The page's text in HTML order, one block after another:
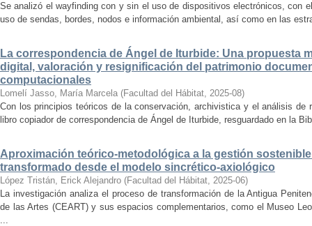
Se analizó el wayfinding con y sin el uso de dispositivos electrónicos, con
uso de sendas, bordes, nodos e información ambiental, así como en las
La correspondencia de Ángel de Iturbide: Una propuesta
digital, valoración y resignificación del patrimonio
computacionales
Lomelí Jasso, María Marcela (Facultad del Hábitat, 2025-08)
Con los principios teóricos de la conservación, archivistica y el análisis de
libro copiador de correspondencia de Ángel de Iturbide, resguardado en la
Aproximación teórico-metodológica a la gestión
transformado desde el modelo sincrético-axiológico
López Tristán, Erick Alejandro (Facultad del Hábitat, 2025-06)
La investigación analiza el proceso de transformación de la Antigua
de las Artes (CEART) y sus espacios complementarios, como el Museo
...